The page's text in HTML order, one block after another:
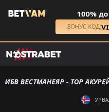
100% до
БОНУС КОД:
ИБВ ВЕСТМАНЕЯР - ТОР